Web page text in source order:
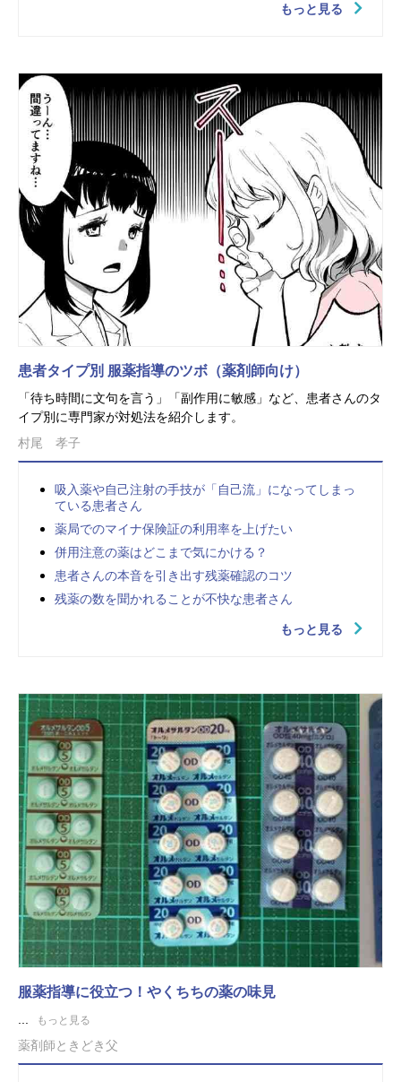
もっと見る
患者タイプ別 服薬指導のツボ（薬剤師向け）
「待ち時間に文句を言う」「副作用に敏感」など、患者さんのタ
イプ別に専門家が対処法を紹介します。
村尾 孝子
吸入薬や自己注射の手技が「自己流」になってしまっ
ている患者さん
薬局でのマイナ保険証の利用率を上げたい
併用注意の薬はどこまで気にかける？
患者さんの本音を引き出す残薬確認のコツ
残薬の数を聞かれることが不快な患者さん
もっと見る
服薬指導に役立つ！やくちちの薬の味見
もっと見る
薬剤師ときどき父